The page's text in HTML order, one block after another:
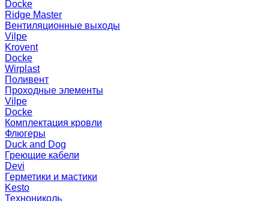
Docke
Ridge Master
Вентиляционные выходы
Vilpe
Krovent
Docke
Wirplast
Поливент
Проходные элементы
Vilpe
Docke
Комплектация кровли
Флюгеры
Duck and Dog
Греющие кабели
Devi
Герметики и мастики
Kesto
Технониколь